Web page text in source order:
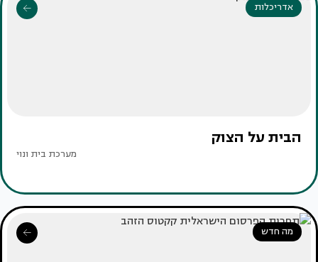
אדריכלות
הבית על הצוק
מערכת בית ונוי
מה חדש